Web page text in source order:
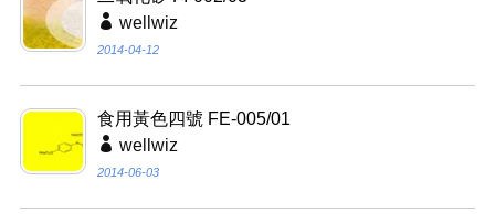
wellwiz
2014-04-12
食用黃色四號 FE-005/01
wellwiz
2014-06-03